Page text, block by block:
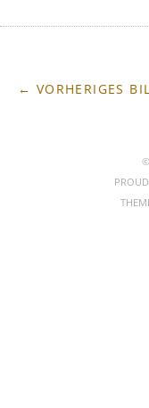
← VORHERIGES